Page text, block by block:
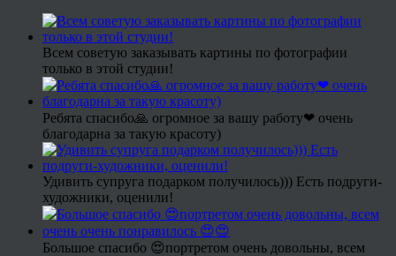
Всем советую заказывать картины по фотографии
только в этой студии!
Ребята спасибо🙏 огромное за вашу работу❤ очень
благодарна за такую красоту)
Удивить супруга подарком получилось))) Есть подруги-
художники, оценили!
Большое спасибо 😍портретом очень довольны, всем